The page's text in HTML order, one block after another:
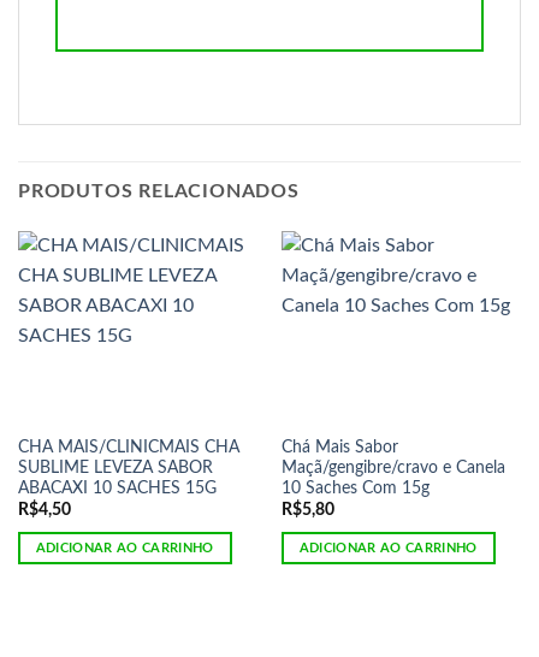
PRODUTOS RELACIONADOS
CHA MAIS/CLINICMAIS CHA
SUBLIME LEVEZA SABOR
ABACAXI 10 SACHES 15G
R$4,50
ADICIONAR AO CARRINHO
Chá Mais Sabor
Maçã/gengibre/cravo e Canela
10 Saches Com 15g
R$5,80
ADICIONAR AO CARRINHO